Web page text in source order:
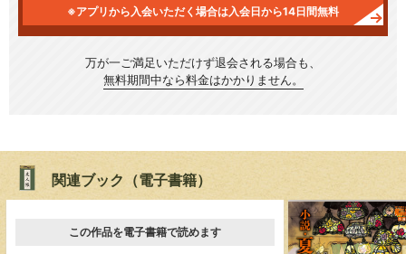
※アプリから入会いただく場合は入会日から14日間無料
万が一ご満足いただけず退会される場合も、
無料期間中なら料金はかかりません。
関連ブック（電子書籍）
この作品を電子書籍で読めます